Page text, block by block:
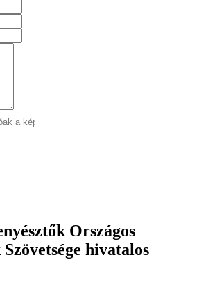
Országos
hivatalos